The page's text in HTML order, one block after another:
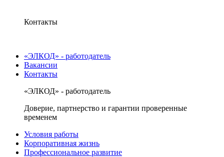
Контакты
«ЭЛКОД» - работодатель
Вакансии
Контакты
«ЭЛКОД» - работодатель
Доверие, партнерство и гарантии проверенные
временем
Условия работы
Корпоративная жизнь
Профессиональное развитие